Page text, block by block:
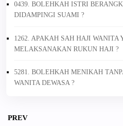
0439. BOLEHKAH ISTRI
DIDAMPINGI SUAMI ?
1262. APAKAH SAH HAJI WANITA
MELAKSANAKAN RUKUN HAJI ?
5281. BOLEHKAH MENIKAH
WANITA DEWASA ?
PREV